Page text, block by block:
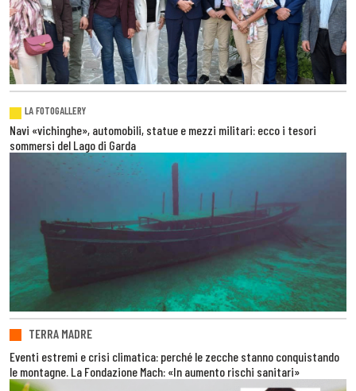
LA FOTOGALLERY
Navi «vichinghe», automobili, statue e mezzi militari: ecco i tesori
sommersi del Lago di Garda
TERRA MADRE
Eventi estremi e crisi climatica: perché le zecche stanno conquistando
le montagne. La Fondazione Mach: «In aumento rischi sanitari»